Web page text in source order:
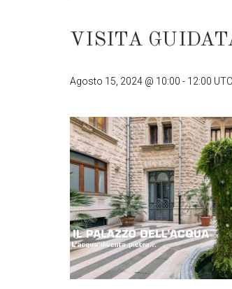
VISITA
Agosto 15, 2024 @ 10:00 - 12:00